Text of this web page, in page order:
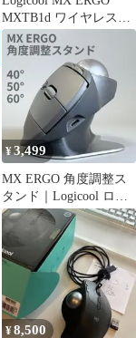
MXTB1d ワイヤレスト
ラックボール BK
¥3,499
MX ERGO 角度調整ス
タンド｜Logicool ロジ
クール 傾斜スタンド
¥8,500